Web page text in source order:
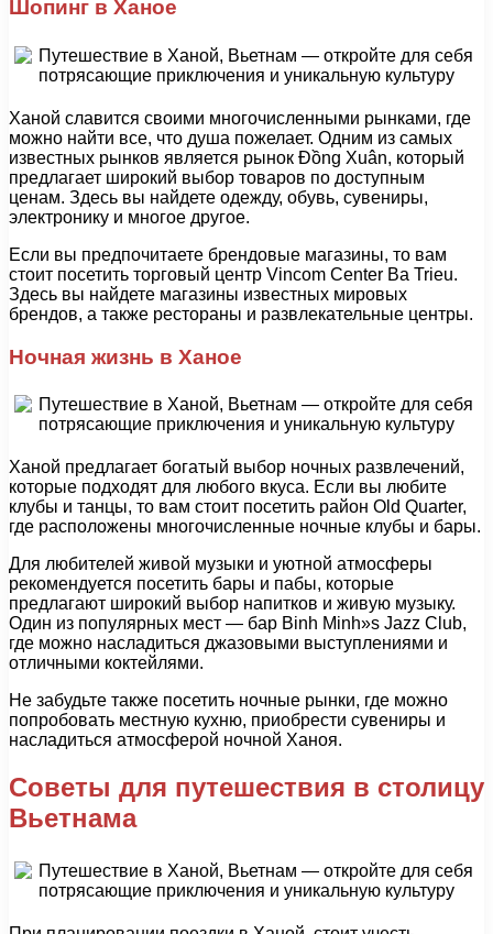
Шопинг в Ханое
Ханой славится своими многочисленными рынками, где
можно найти все, что душа пожелает. Одним из самых
известных рынков является рынок Đồng Xuân, который
предлагает широкий выбор товаров по доступным
ценам. Здесь вы найдете одежду, обувь, сувениры,
электронику и многое другое.
Если вы предпочитаете брендовые магазины, то вам
стоит посетить торговый центр Vincom Center Ba Trieu.
Здесь вы найдете магазины известных мировых
брендов, а также рестораны и развлекательные центры.
Ночная жизнь в Ханое
Ханой предлагает богатый выбор ночных развлечений,
которые подходят для любого вкуса. Если вы любите
клубы и танцы, то вам стоит посетить район Old Quarter,
где расположены многочисленные ночные клубы и бары.
Для любителей живой музыки и уютной атмосферы
рекомендуется посетить бары и пабы, которые
предлагают широкий выбор напитков и живую музыку.
Один из популярных мест — бар Binh Minh»s Jazz Club,
где можно насладиться джазовыми выступлениями и
отличными коктейлями.
Не забудьте также посетить ночные рынки, где можно
попробовать местную кухню, приобрести сувениры и
насладиться атмосферой ночной Ханоя.
Советы для путешествия в столицу
Вьетнама